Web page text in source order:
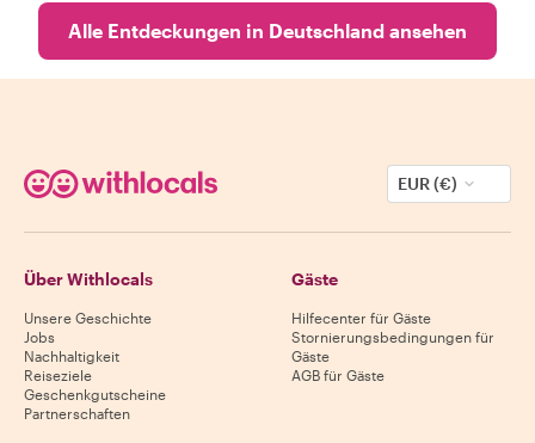
Alle Entdeckungen in Deutschland ansehen
EUR (€)
Über Withlocals
Unsere Geschichte
Jobs
Nachhaltigkeit
Reiseziele
Geschenkgutscheine
Partnerschaften
Gäste
Hilfecenter für Gäste
Stornierungsbedingungen für
Gäste
AGB für Gäste